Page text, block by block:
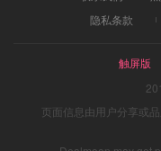
隐私条款
触屏版
页面信息由用户分享或